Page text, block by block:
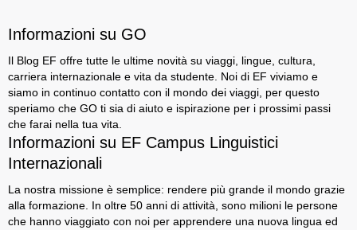
Informazioni su GO
Il Blog EF offre tutte le ultime novità su viaggi, lingue, cultura,
carriera internazionale e vita da studente. Noi di EF viviamo e
siamo in continuo contatto con il mondo dei viaggi, per questo
speriamo che GO ti sia di aiuto e ispirazione per i prossimi passi
che farai nella tua vita.
Informazioni su EF Campus Linguistici
Internazionali
La nostra missione è semplice: rendere più grande il mondo grazie
alla formazione. In oltre 50 anni di attività, sono milioni le persone
che hanno viaggiato con noi per apprendere una nuova lingua ed